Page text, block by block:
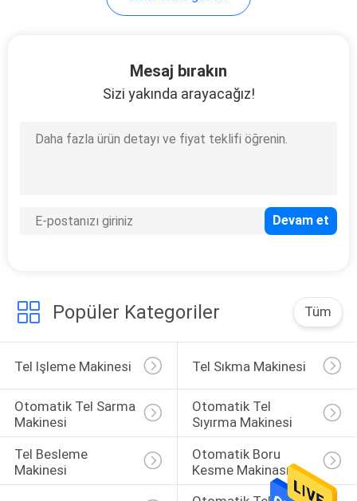
Pnömatik Tel Kıvırıcı
Lehimleme Makinesi
Mesaj bırakın
Sizi yakında arayacağız!
Popüler Kategoriler Tüm
Tel Işleme Makinesi Tel Sıkma Makinesi
Otomatik Tel Sarma
Makinesi
Otomatik Tel
Sıyırma Makinesi
Tel Besleme
Makinesi
Otomatik Boru
Kesme Makinası